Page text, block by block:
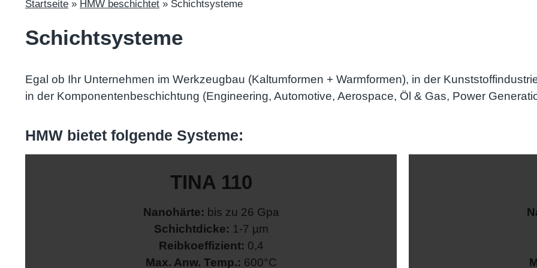
Startseite » HMW beschichtet » Schichtsysteme
Schichtsysteme
Egal ob Ihr Unternehmen im Werkzeugbau (Kaltumformen + Warmformen), in der
in der Komponentenbeschichtung (Engineering, Automotive, Aerospace, Öl & Gas, Power
HMW bietet folgende Systeme:
TINA 110
Nanohärte: bis zu 26 Gpa
Schichtdicke: 1-7 µm
Reibkoeffizient: 0,4
Max. Anw. Temp.: 600°C
Zerspanen:Universell anwendbar
Umformen:Stempel und Matrizen
Maschinenkomponenten: Universell einsetzbar, auch für